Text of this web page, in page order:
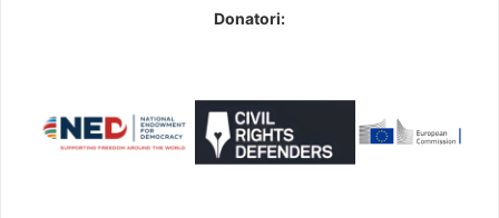
Donatori: